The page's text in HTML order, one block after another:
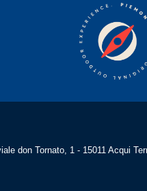
don Tornato, 1 - 15011 Acqui